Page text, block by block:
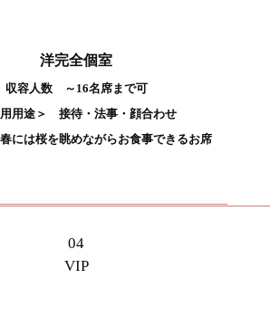
洋完全個室
収容人数 ～16名席まで可
用用途＞ 接待・法事・顔合わせ
には桜を眺めながらお食事できるお席
04
VIP